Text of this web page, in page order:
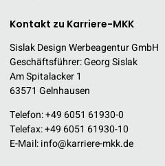
Kontakt zu Karriere-MKK
Sislak Design Werbeagentur GmbH
Geschäftsführer: Georg Sislak
Am Spitalacker 1
63571 Gelnhausen
Telefon: +49 6051 61930-0
Telefax: +49 6051 61930-10
E-Mail:info@karriere-mkk.de